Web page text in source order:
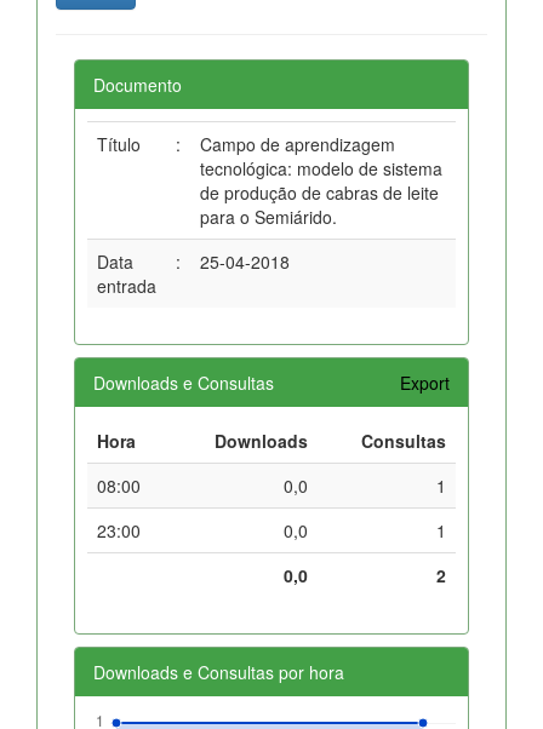
Documento
Título :
Campo de aprendizagem
tecnológica: modelo de sistema
de produção de cabras de leite
para o Semiárido.
Data
entrada
: 25-04-2018
Downloads e Consultas Export
Hora Downloads
Consultas
08:00
0,0
1
23:00
0,0
1
0,0
2
Downloads e Consultas por hora